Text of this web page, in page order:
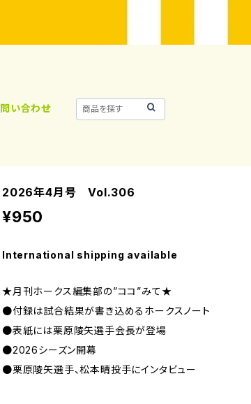
問い合わせ
2026年4月号 Vol.306
¥950
International shipping available
★月刊ホークス編集部の”ココ”みて★
●付録は試合結果が書き込めるホークスノート
●表紙には栗原陵矢選手会長が登場
●2026シーズン開幕
●栗原陵矢選手、松本晴投手にインタビュー